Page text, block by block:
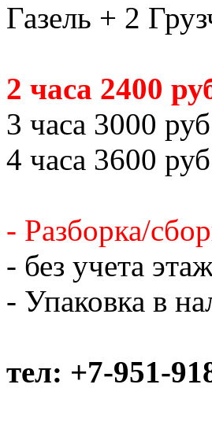
Газель + 2
2 часа 2400
3 часа 3000
4 часа 3600
- Разборка/
- без учета
- Упаковка в
тел: +7-951-